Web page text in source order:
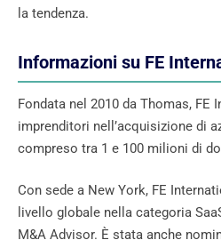
la tendenza.
Informazioni su FE
Fondata nel 2010 da Thomas, FE
imprenditori nell’acquisizione di
compreso tra 1 e 100 milioni di
Con sede a New York, FE
livello globale nella categoria
M&A Advisor. È stata anche